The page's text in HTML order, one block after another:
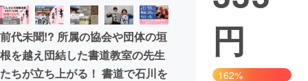
ビジネス・起業
まちづくり・地域活性化
前代未聞!? 所属の協会や団体の垣
根を越え団結した書道教室の先生
たちが立ち上がる！ 書道で石川を
円
162%